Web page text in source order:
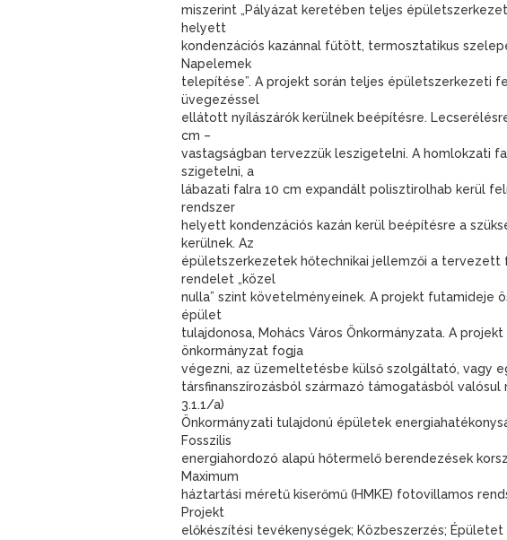
miszerint „Pályázat keretében teljes
helyett
kondenzációs kazánnal fűtött, termosztatikus
Napelemek
telepítése”. A projekt során teljes épületszerkezeti
üvegezéssel
ellátott nyílászárók kerülnek beépítésre.
cm –
vastagságban tervezzük leszigetelni. A homlokzati
szigetelni, a
lábazati falra 10 cm expandált polisztirolhab kerül
rendszer
helyett kondenzációs kazán kerül beépítésre a
kerülnek. Az
épületszerkezetek hőtechnikai jellemzői a tervezett
rendelet „közel
nulla” szint követelményeinek. A projekt futamideje
épület
tulajdonosa, Mohács Város Önkormányzata. A
önkormányzat fogja
végezni, az üzemeltetésbe külső szolgáltató, vagy
társfinanszírozásból származó támogatásból
3.1.1/a)
Önkormányzati tulajdonú épületek
Fosszilis
energiahordozó alapú hőtermelő berendezések
Maximum
háztartási méretű kiserőmű (HMKE) fotovillamos
Projekt
előkészítési tevékenységek; Közbeszerzés; Épületet